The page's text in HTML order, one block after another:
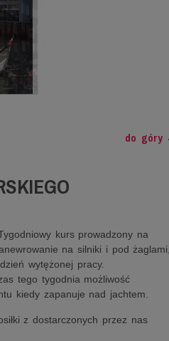
do góry
kurs prowadzony na
na silniki i pod żaglami,
wytężonej pracy.
tego tygodnia możliwość
kiedy zapanuje nad jachtem.
z dostarczonych przez nas